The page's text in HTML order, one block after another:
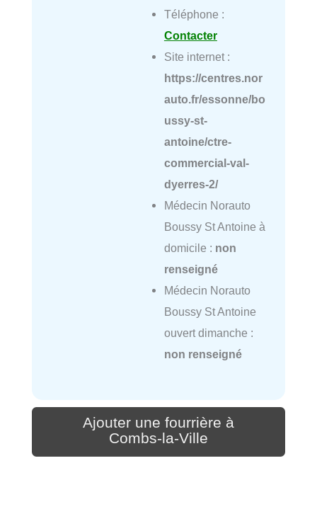
Téléphone :
Contacter
Site internet :
https://centres.nor
auto.fr/essonne/bo
ussy-st-
antoine/ctre-
commercial-val-
dyerres-2/
Médecin Norauto
Boussy St Antoine à
domicile : non
renseigné
Médecin Norauto
Boussy St Antoine
ouvert dimanche :
non renseigné
Ajouter une fourrière à
Combs-la-Ville